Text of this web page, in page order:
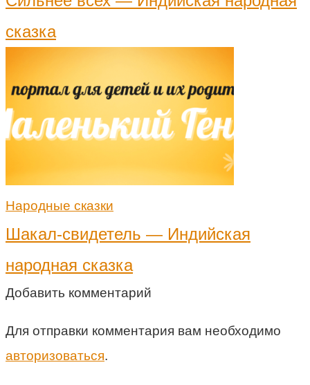
сказка
Народные сказки
Шакал-свидетель — Индийская
народная сказка
Добавить комментарий
Для отправки комментария вам необходимо
авторизоваться.